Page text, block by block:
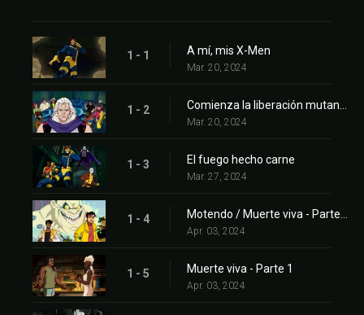
1 - 1 A mí, mis X-Men
Mar. 20, 2024
1 - 2
Mar. 20, 2024
1 - 3 El fuego hecho carne
Mar. 27, 2024
1 - 4
Apr. 03, 2024
1 - 5 Muerte viva - Parte 1
Apr. 03, 2024